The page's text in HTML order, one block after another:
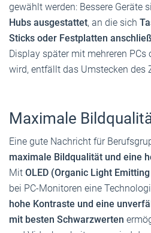
gewählt werden: Bessere Geräte
Hubs ausgestattet, an die sich
Sticks oder Festplatten
Display später mit mehreren
wird, entfällt das Umstecken des
Maximale
Eine gute Nachricht für
maximale Bildqualität und eine
Mit OLED (Organic Light
bei PC-Monitoren eine
hohe Kontraste und eine
mit besten Schwarzwerten